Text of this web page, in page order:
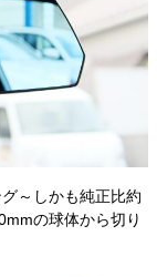
～しかも純正比約
の球体から切り